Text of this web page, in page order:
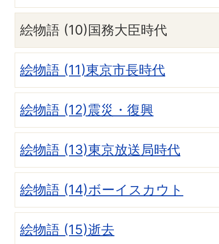
絵物語 (10)国務大臣時代
絵物語 (11)東京市長時代
絵物語 (12)震災・復興
絵物語 (13)東京放送局時代
絵物語 (14)ボーイスカウト
絵物語 (15)逝去